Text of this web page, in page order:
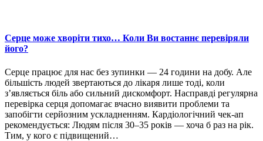
Серце може хворіти тихо… Коли Ви востаннє перевіряли
його?
Серце працює для нас без зупинки — 24 години на добу. Але
більшість людей звертаються до лікаря лише тоді, коли
з’являється біль або сильний дискомфорт. Насправді регулярна
перевірка серця допомагає вчасно виявити проблеми та
запобігти серйозним ускладненням. Кардіологічний чек-ап
рекомендується: Людям після 30–35 років — хоча б раз на рік.
Тим, у кого є підвищений…